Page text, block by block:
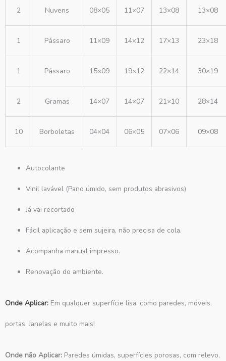
2 Nuvens 08×05 11×07 13×08 13×08
1 Pássaro 11×09 14×12 17×13 23×18
1 Pássaro 15×09 19×12 22×14 30×19
2 Gramas 14×07 14×07 21×10 28×14
10 Borboletas 04×04 06×05 07×06 09×08
Autocolante
Vinil lavável (Pano úmido, sem produtos abrasivos)
Já vai recortado
Fácil aplicação e sem sujeira, não precisa de cola.
Acompanha manual impresso.
Renovação do ambiente.
Onde Aplicar: Em qualquer superfície lisa, como paredes, móveis,
portas, Janelas e muito mais!
Onde não Aplicar: Paredes úmidas, superfícies porosas, com relevo,